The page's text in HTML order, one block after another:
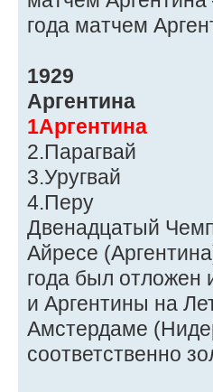
года матчем
1929
Аргентина
1Аргентина
2.Парагвай
3.Уругвай
4.Перу
Двенадцатый
Айресе
года был отложен
и Аргентины на
Амстердаме
соответственно